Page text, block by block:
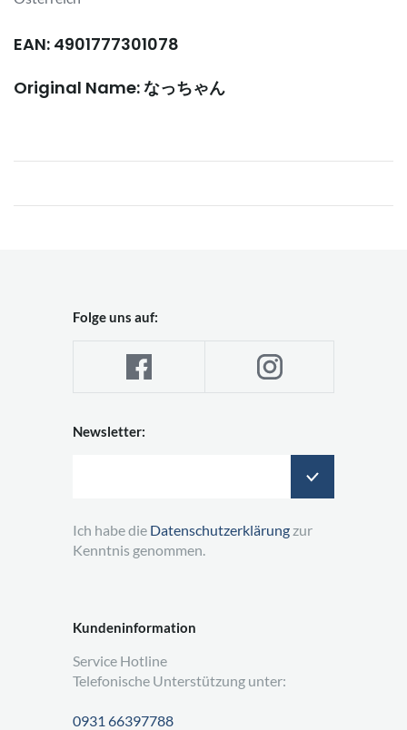
EAN: 4901777301078
Original Name: なっちゃん
Kundeninformation
Service Hotline
Telefonische Unterstützung unter:
0931 66397788
Folge uns auf:
Newsletter:
Ich habe die Datenschutzerklärung zur
Kenntnis genommen.